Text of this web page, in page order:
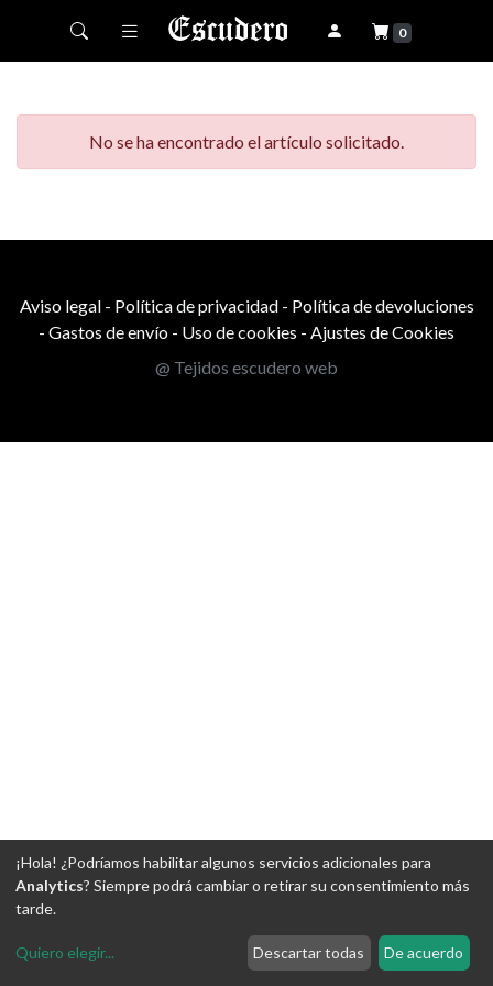
Toggle navigation 0
No se ha encontrado el artículo solicitado.
Aviso legal- Política de privacidad- Política de devoluciones
- Gastos de envío - Uso de cookies - Ajustes de Cookies
@ Tejidos escudero web
¡Hola! ¿Podríamos habilitar algunos servicios adicionales para
Analytics? Siempre podrá cambiar o retirar su consentimiento más
tarde.
Quiero elegir... Descartar todas De acuerdo